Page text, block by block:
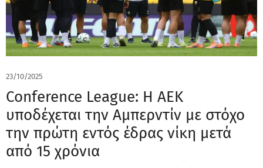
23/10/2025
Conference League: Η ΑΕΚ
υποδέχεται την Αμπερντίν με στόχο
την πρώτη εντός έδρας νίκη μετά
από 15 χρόνια